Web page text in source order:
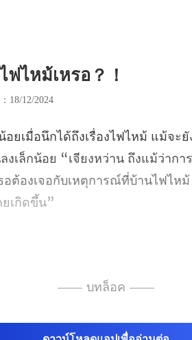
ฟไหม้เหรอ？！
18/12/2024
งเล็กน้อย “เจียงหว่าน ถึงแม้ว่ากา
—— บทล็อค ——